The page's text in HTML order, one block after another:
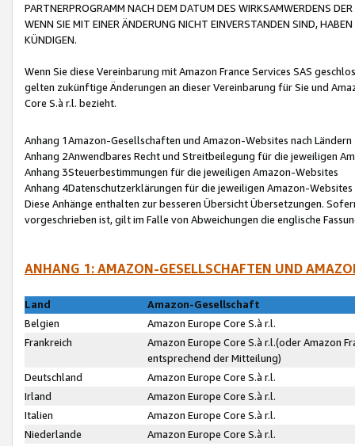
PARTNERPROGRAMM NACH DEM DATUM DES WIRKSAMWERDENS
WENN SIE MIT EINER ÄNDERUNG NICHT EINVERSTANDEN SIND,
KÜNDIGEN.
Wenn Sie diese Vereinbarung mit Amazon France Services SAS
gelten zukünftige Änderungen an dieser Vereinbarung für Sie und
Core S.à r.l. bezieht.
Anhang 1Amazon-Gesellschaften und Amazon-Websites nach Ländern
Anhang 2Anwendbares Recht und Streitbeilegung für die jeweiligen
Anhang 3Steuerbestimmungen für die jeweiligen Amazon-Websites
Anhang 4Datenschutzerklärungen für die jeweiligen Amazon-Websites
Diese Anhänge enthalten zur besseren Übersicht Übersetzungen.
vorgeschrieben ist, gilt im Falle von Abweichungen die englische
ANHANG 1: AMAZON-GESELLSCHAFTEN UND
Land
Amazon-Gesellschaft
Belgien
Amazon Europe Core S.à r.l.
Frankreich
Amazon Europe Core S.à r.l.(oder Amazon
entsprechend der Mitteilung)
Deutschland
Amazon Europe Core S.à r.l.
Irland
Amazon Europe Core S.à r.l.
Italien
Amazon Europe Core S.à r.l.
Niederlande
Amazon Europe Core S.à r.l.